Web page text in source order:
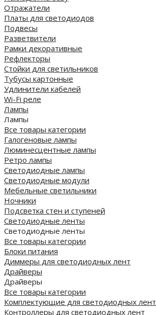
Отражатели
Платы для светодиодов
Подвесы
Разветвители
Рамки декоративные
Рефлекторы
Стойки для светильников
Тубусы картонные
Удлинители кабелей
Wi-Fi реле
Лампы
Лампы
Все товары категории
Галогеновые лампы
Люминесцентные лампы
Ретро лампы
Светодиодные лампы
Светодиодные модули
Мебельные светильники
Ночники
Подсветка стен и ступеней
Светодиодные ленты
Светодиодные ленты
Все товары категории
Блоки питания
Диммеры для светодиодных лент
Драйверы
Драйверы
Все товары категории
Комплектующие для светодиодных лент
Контроллеры для светодиодных лент